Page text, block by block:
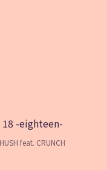
18 -eighteen-
HUSH feat. CRUNCH